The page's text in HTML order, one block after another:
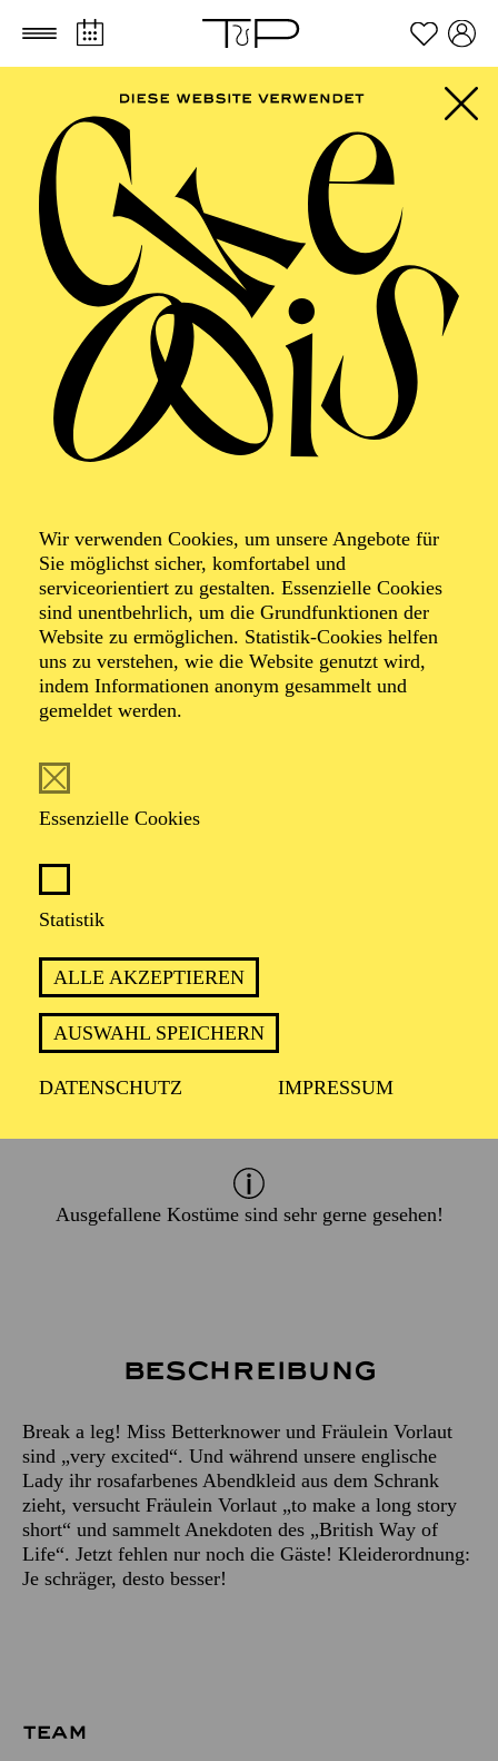
Zum Hauptinhalt springen Zum Footer springen
Wir verwenden Cookies, um unsere Angebote für
Sie möglichst sicher, komfortabel und
serviceorientiert zu gestalten. Essenzielle Cookies
sind unentbehrlich, um die Grundfunktionen der
Website zu ermöglichen. Statistik-Cookies helfen
uns zu verstehen, wie die Website genutzt wird,
indem Informationen anonym gesammelt und
gemeldet werden.
Essenzielle Cookies
Statistik
ALLE AKZEPTIEREN
AUSWAHL SPEICHERN
DATENSCHUTZ IMPRESSUM
AALTO
MUSIKTHEATER,
ESSENER
PHILHARMONIKER
Very British
Ein Konzert mit Miss Betterknower und Fräulein
Vorlaut
„BRITISH WAY OF LIFE“ ODER: JE
SCHRÄGER, DESTO BESSER!
ca. 2 Stunden, eine Pause
Ausgefallene Kostüme sind sehr gerne gesehen!
Beschreibung
Break a leg! Miss Betterknower und Fräulein Vorlaut
sind „very excited“. Und während unsere englische
Lady ihr rosafarbenes Abendkleid aus dem Schrank
zieht, versucht Fräulein Vorlaut „to make a long story
short“ und sammelt Anekdoten des „British Way of
Life“. Jetzt fehlen nur noch die Gäste! Kleiderordnung:
Je schräger, desto besser!
TEAM